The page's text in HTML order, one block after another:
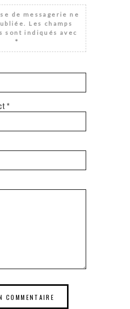
de messagerie ne
Les champs
sont indiqués avec
*
*